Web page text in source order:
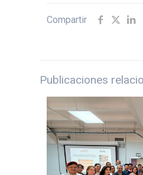
Compartir
Publicaciones